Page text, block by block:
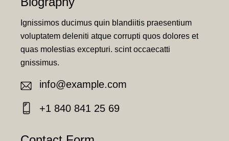
Ignissimos ducimus quin blandiitis praesentium
voluptatem deleniti atque corrupti quos dolores et
quas molestias excepturi. scint occaecatti
gnissimus.
E-
m
info@example.com
on
+1 840 841 25 69